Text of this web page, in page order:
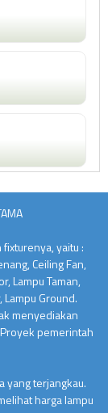
yaitu :
Ceiling Fan,
Lampu Taman,
Ground.
menyediakan
pemerintah
yang terjangkau.
harga lampu